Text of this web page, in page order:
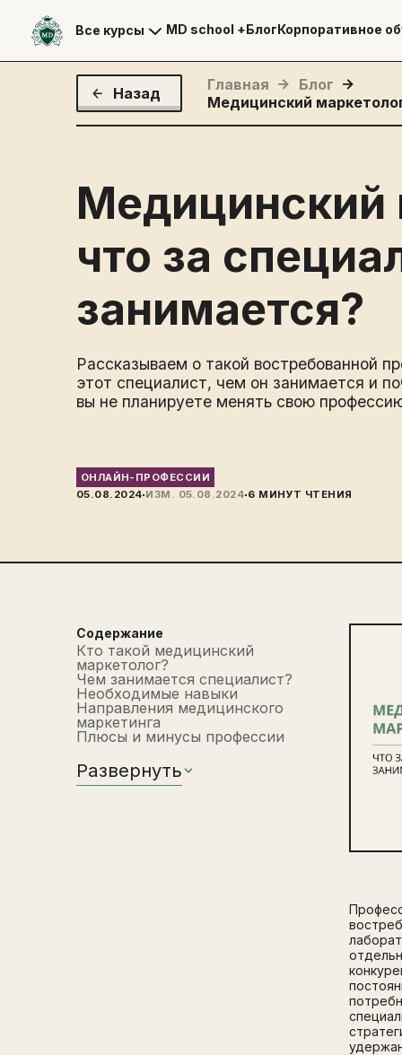
Все курсы MD school +БлогКорпоративное
Назад
Главная
Блог
Медицинский
Медицинский
что за
занимается?
Рассказываем о такой востребованной
этот специалист, чем он занимается и
вы не планируете менять свою
ОНЛАЙН-ПРОФЕССИИ
05.08.2024·ИЗМ. 05.08.2024·6 МИНУТ ЧТЕНИЯ
Содержание
Кто такой медицинский
маркетолог?
Чем занимается специалист?
Необходимые навыки
Направления медицинского
маркетинга
Плюсы и минусы профессии
Развернуть